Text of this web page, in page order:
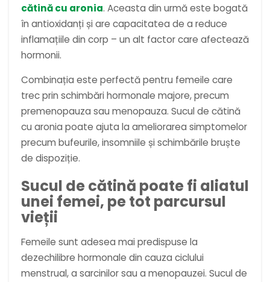
cătină cu aronia. Aceasta din urmă este bogată
în antioxidanți și are capacitatea de a reduce
inflamațiile din corp – un alt factor care afectează
hormonii.
Combinația este perfectă pentru femeile care
trec prin schimbări hormonale majore, precum
premenopauza sau menopauza. Sucul de cătină
cu aronia poate ajuta la ameliorarea simptomelor
precum bufeurile, insomniile și schimbările bruște
de dispoziție.
Sucul de cătină poate fi aliatul
unei femei, pe tot parcursul
vieții
Femeile sunt adesea mai predispuse la
dezechilibre hormonale din cauza ciclului
menstrual, a sarcinilor sau a menopauzei. Sucul de